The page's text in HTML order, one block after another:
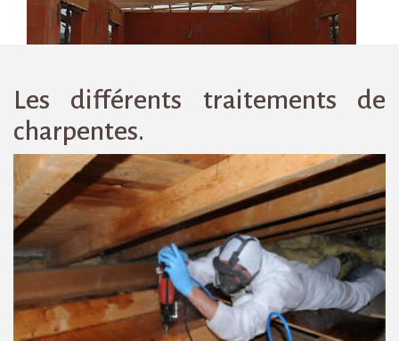
Les différents traitements de
charpentes.